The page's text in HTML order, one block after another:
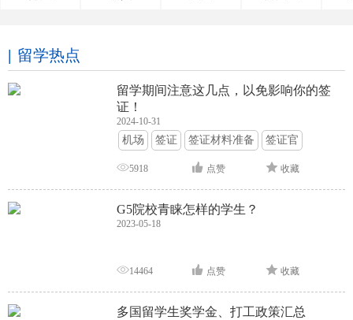
留学热点
留学期间注意这几点，以免影响你的签
证！
2024-10-31
机场 签证 签证材料准备 签证官
签证面试 签证申请攻略
5918 点赞 收藏
G5院校青睐怎样的学生？
2023-05-18
14464 点赞 收藏
多国留学生奖学金、打工政策汇总